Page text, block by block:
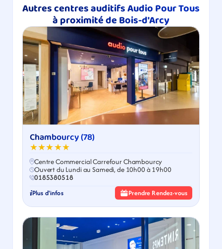
Autres centres auditifs Audio Pour Tous
à proximité de Bois-d'Arcy
Chambourcy (78)
★★★★★
Centre Commercial Carrefour Chambourcy
Ouvert du Lundi au Samedi, de 10h00 à 19h00
0185380518
Plus d'infos Prendre Rendez-vous